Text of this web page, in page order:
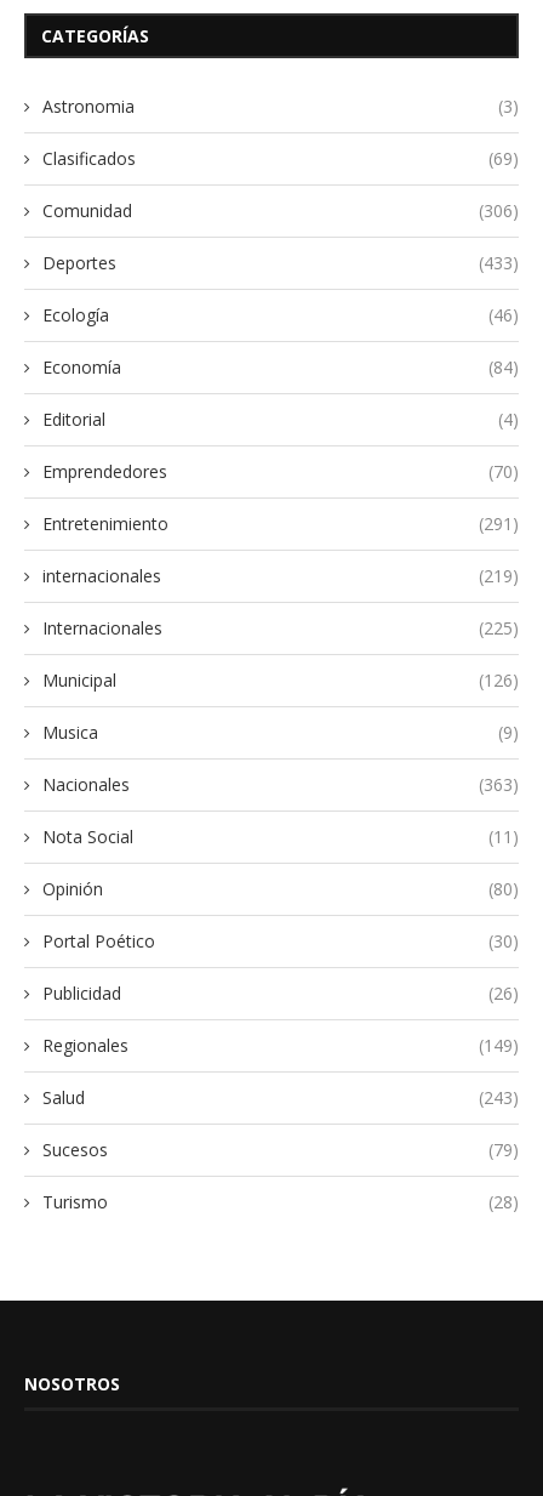
CATEGORÍAS
Astronomia (3)
Clasificados (69)
Comunidad (306)
Deportes (433)
Ecología (46)
Economía (84)
Editorial (4)
Emprendedores (70)
Entretenimiento (291)
internacionales (219)
Internacionales (225)
Municipal (126)
Musica (9)
Nacionales (363)
Nota Social (11)
Opinión (80)
Portal Poético (30)
Publicidad (26)
Regionales (149)
Salud (243)
Sucesos (79)
Turismo (28)
NOSOTROS